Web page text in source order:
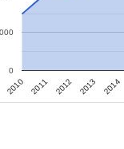
2010 2011 2012 2013 2014
0